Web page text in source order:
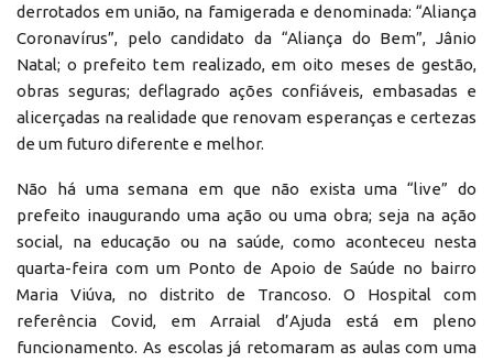
derrotados em união, na famigerada e denominada: “Aliança
Coronavírus”, pelo candidato da “Aliança do Bem”, Jânio
Natal; o prefeito tem realizado, em oito meses de gestão,
obras seguras; deflagrado ações confiáveis, embasadas e
alicerçadas na realidade que renovam esperanças e certezas
de um futuro diferente e melhor.
Não há uma semana em que não exista uma “live” do
prefeito inaugurando uma ação ou uma obra; seja na ação
social, na educação ou na saúde, como aconteceu nesta
quarta-feira com um Ponto de Apoio de Saúde no bairro
Maria Viúva, no distrito de Trancoso. O Hospital com
referência Covid, em Arraial d’Ajuda está em pleno
funcionamento. As escolas já retomaram as aulas com uma